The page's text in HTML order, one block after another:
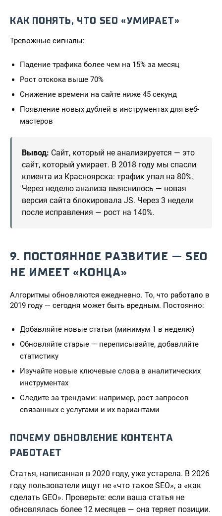
КАК ПОНЯТЬ, ЧТО SEO «УМИРАЕТ»
Тревожные сигналы:
Падение трафика более чем на 15% за месяц
Рост отскока выше 70%
Снижение времени на сайте ниже 45 секунд
Появление новых дублей в инструментах для веб-
мастеров
Вывод: Сайт, который не анализируется — это
сайт, который умирает. В 2018 году мы спасли
клиента из Красноярска: трафик упал на 80%.
Через неделю анализа выяснилось — новая
версия сайта блокировала JS. Через 3 недели
после исправления — рост на 140%.
9. ПОСТОЯННОЕ РАЗВИТИЕ — SEO
НЕ ИМЕЕТ «КОНЦА»
Алгоритмы обновляются ежедневно. То, что работало в
2019 году — сегодня может быть вредным. Постоянно:
Добавляйте новые статьи (минимум 1 в неделю)
Обновляйте старые — переписывайте, добавляйте
статистику
Изучайте новые ключевые слова в аналитических
инструментах
Следите за трендами: например, рост запросов
связанных с услугами и их вариантами
ПОЧЕМУ ОБНОВЛЕНИЕ КОНТЕНТА
РАБОТАЕТ
Статья, написанная в 2020 году, уже устарела. В 2026
году пользователи ищут не «что такое SEO», а «как
сделать GEO». Проверьте: если ваша статья не
обновлялась более 12 месяцев — она теряет позиции.